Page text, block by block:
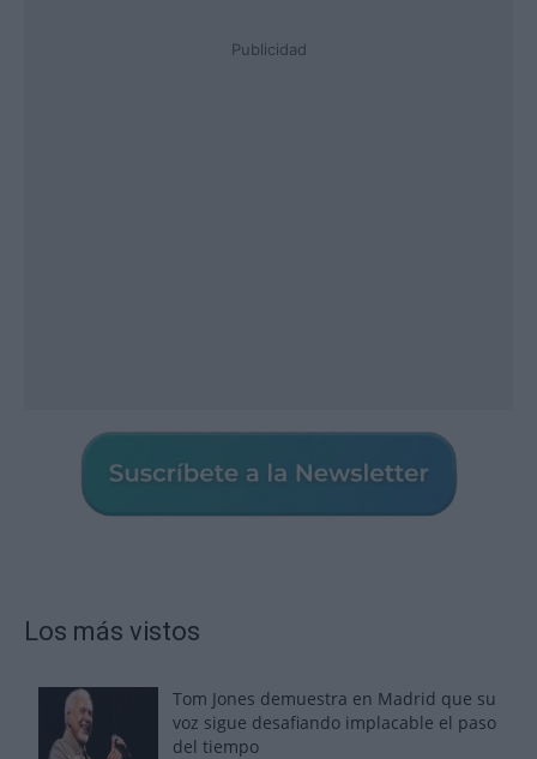
Publicidad
Los más vistos
Tom Jones demuestra en Madrid que su
voz sigue desafiando implacable el paso
del tiempo